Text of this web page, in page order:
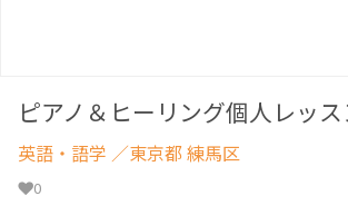
ピアノ＆ヒーリング個人レッス
英語・語学 ／東京都 練馬区
0